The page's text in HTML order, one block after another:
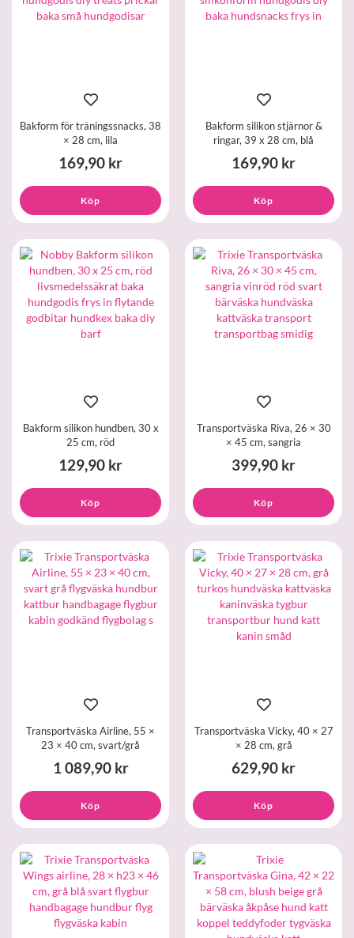
Bakform för träningssnacks, 38
× 28 cm, lila
169,90 kr
Köp
Bakform silikon stjärnor &
ringar, 39 x 28 cm, blå
169,90 kr
Köp
Bakform silikon hundben, 30 x
25 cm, röd
129,90 kr
Köp
Transportväska Riva, 26 × 30
× 45 cm, sangria
399,90 kr
Köp
Transportväska Airline, 55 ×
23 × 40 cm, svart/grå
1 089,90 kr
Köp
Transportväska Vicky, 40 × 27
× 28 cm, grå
629,90 kr
Köp